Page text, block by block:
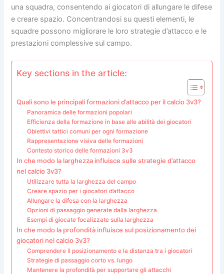
una squadra, consentendo ai giocatori di allungare le difese
e creare spazio. Concentrandosi su questi elementi, le
squadre possono migliorare le loro strategie d’attacco e le
prestazioni complessive sul campo.
Key sections in the article:
Quali sono le principali formazioni d’attacco per il calcio 3v3?
Panoramica delle formazioni popolari
Efficienza della formazione in base alle abilità dei giocatori
Obiettivi tattici comuni per ogni formazione
Rappresentazione visiva delle formazioni
Contesto storico delle formazioni 3v3
In che modo la larghezza influisce sulle strategie d’attacco
nel calcio 3v3?
Utilizzare tutta la larghezza del campo
Creare spazio per i giocatori d’attacco
Allungare la difesa con la larghezza
Opzioni di passaggio generate dalla larghezza
Esempi di giocate focalizzate sulla larghezza
In che modo la profondità influisce sul posizionamento dei
giocatori nel calcio 3v3?
Comprendere il posizionamento e la distanza tra i giocatori
Strategie di passaggio corto vs. lungo
Mantenere la profondità per supportare gli attacchi